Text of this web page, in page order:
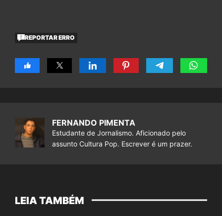
REPORTAR ERRO
FERNANDO PIMENTA
Estudante de Jornalismo. Aficionado pelo
assunto Cultura Pop. Escrever é um prazer.
LEIA TAMBÉM